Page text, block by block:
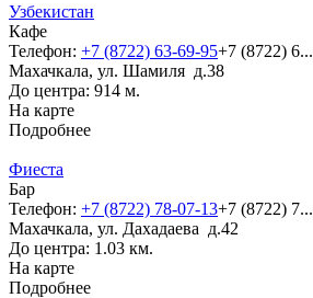
Узбекистан
Кафе
Телефон: +7 (8722) 63-69-95+7 (8722) 6...
Махачкала, ул. Шамиля д.38
До центра: 914 м.
На карте
Подробнее
Фиеста
Бар
Телефон: +7 (8722) 78-07-13+7 (8722) 7...
Махачкала, ул. Дахадаева д.42
До центра: 1.03 км.
На карте
Подробнее